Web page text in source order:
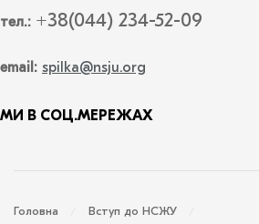
тел.: +38(044) 234-52-09
email: spilka@nsju.org
МИ В СОЦ.МЕРЕЖАХ
Головна Вступ до НСЖУ